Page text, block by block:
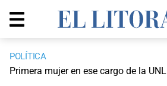
POLÍTICA
Primera mujer en ese cargo de la UNL